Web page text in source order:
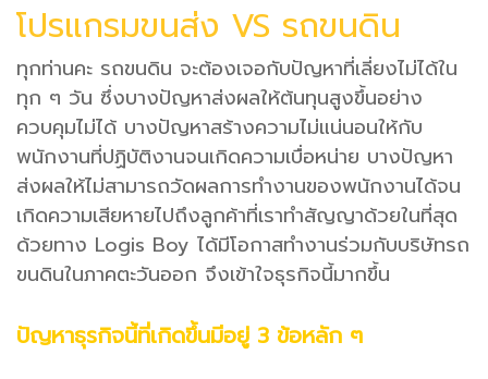
โปรแกรมขนส่ง VS รถขนดิน
ทุกท่านคะ รถขนดิน จะต้องเจอกับปัญหาที่เลี่ยงไม่ได้ใน
ทุก ๆ วัน ซึ่งบางปัญหาส่งผลให้ต้นทุนสูงขึ้นอย่าง
ควบคุมไม่ได้ บางปัญหาสร้างความไม่แน่นอนให้กับ
พนักงานที่ปฏิบัติงานจนเกิดความเบื่อหน่าย บางปัญหา
ส่งผลให้ไม่สามารถวัดผลการทำงานของพนักงานได้จน
เกิดความเสียหายไปถึงลูกค้าที่เราทำสัญญาด้วยในที่สุด
ด้วยทาง Logis Boy ได้มีโอกาสทำงานร่วมกับบริษัทรถ
ขนดินในภาคตะวันออก จึงเข้าใจธุรกิจนี้มากขึ้น
ปัญหาธุรกิจนี้ที่เกิดขึ้นมีอยู่ 3 ข้อหลัก ๆ